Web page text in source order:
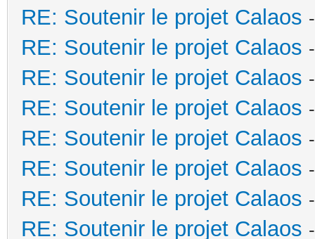
RE: Soutenir le projet Calaos
RE: Soutenir le projet Calaos
RE: Soutenir le projet Calaos
RE: Soutenir le projet Calaos
RE: Soutenir le projet Calaos
RE: Soutenir le projet Calaos
RE: Soutenir le projet Calaos
RE: Soutenir le projet Calaos